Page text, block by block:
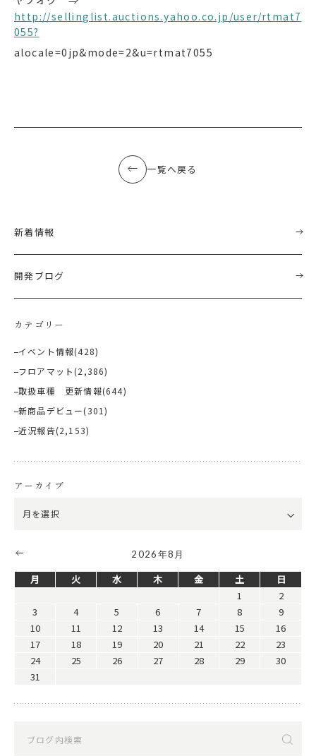
http://sellinglist.auctions.yahoo.co.jp/user/rtmat7
055?
alocale=0jp&mode=2&u=rtmat7055
一覧へ戻る
新着情報
開発ブログ
カテゴリー
イベント情報(428)
フロアマット (2,386)
取扱車種 更新情報(644)
新商品デビュー(301)
近況報告(2,153)
アーカイブ
2026年8月
月 火 水 木 金 土
日
1
2
3
4 5 6 7 8
9
10
11 12 13 14 15
16
17
18 19 20 21 22
23
24
25 26 27 28 29
30
31